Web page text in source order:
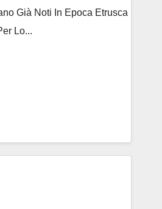
Già Noti In Epoca Etrusca
Lo...